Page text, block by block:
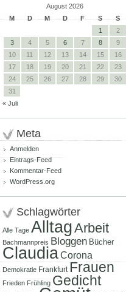
August 2026
M
D M D F S
S
1
2
3
4 5 6 7 8
9
10
11 12 13 14 15
16
17
18 19 20 21 22
23
24
25 26 27 28 29
30
31
« Juli
Meta
Anmelden
Eintrags-Feed
Kommentar-Feed
WordPress.org
Schlagwörter
Alle Tage AlltagArbeit
Bachmannpreis Bloggen Bücher
ClaudiaCorona
Demokratie Frankfurt Frauen
Frieden Frühling Gedicht